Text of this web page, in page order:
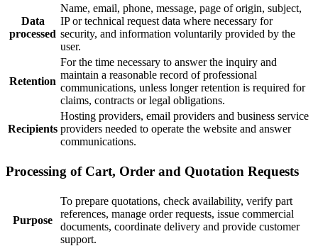
Data
processed
Name, email, phone, message, page of origin, subject,
IP or technical request data where necessary for
security, and information voluntarily provided by the
user.
Retention
For the time necessary to answer the inquiry and
maintain a reasonable record of professional
communications, unless longer retention is required for
claims, contracts or legal obligations.
Recipients
Hosting providers, email providers and business service
providers needed to operate the website and answer
communications.
Processing of Cart, Order and Quotation Requests
Purpose
To prepare quotations, check availability, verify part
references, manage order requests, issue commercial
documents, coordinate delivery and provide customer
support.